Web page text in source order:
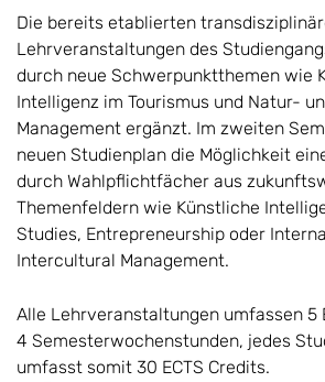
Die bereits etablierten
Lehrveranstaltungen des
durch neue Schwerpunktthemen wie
Intelligenz im Tourismus und Natur-
Management ergänzt. Im zweiten
neuen Studienplan die Möglichkeit
durch Wahlpflichtfächer aus
Themenfeldern wie Künstliche
Studies, Entrepreneurship oder
Intercultural Management.
Alle Lehrveranstaltungen umfassen 5
4 Semesterwochenstunden, jedes
umfasst somit 30 ECTS Credits.